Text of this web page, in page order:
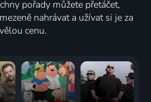
pořady můžete přetáčet,
nahrávat a užívat si je za
cenu.